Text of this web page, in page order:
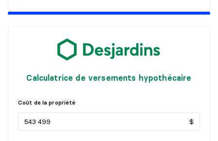
PENDERIE (WALK-IN)
Revêtement :
Détails :
Calculatrice de versements hypothécaire
Coût de la propriété
$